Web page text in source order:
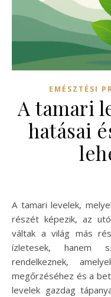
EMÉSZTÉSI
A tamari
hatásai
A tamari levelek, melyek a japán konyha elengedhetetlen
részét képezik, az
váltak a világ más
ízletesek, hanem
rendelkeznek,
megőrzéséhez és a
levelek gazdag